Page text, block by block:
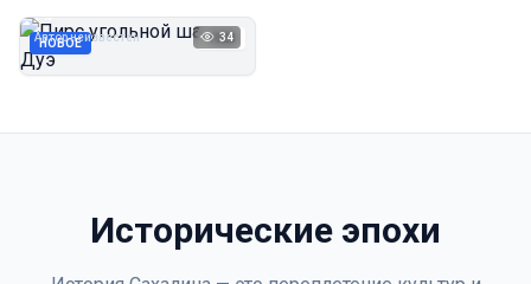
НОВОЕ 1923
Автор неизвестен 34
Исторические эпохи